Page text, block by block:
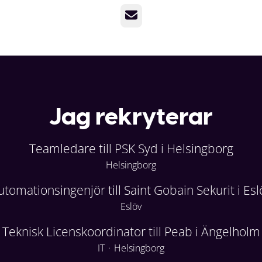
E-post
Jag rekryterar
Teamledare till PSK Syd i Helsingborg
Helsingborg
till Saint Gobain Sekurit i
Eslöv
Teknisk Licenskoordinator till Peab i Ängelholm
IT · Helsingborg